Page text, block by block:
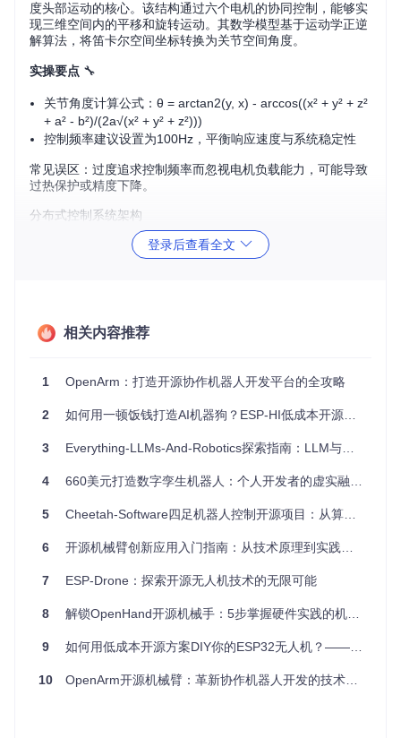
度头部运动的核心。该结构通过六个电机的协同控制，能够实
现三维空间内的平移和旋转运动。其数学模型基于运动学正逆
解算法，将笛卡尔空间坐标转换为关节空间角度。
实操要点 🔧
关节角度计算公式：θ = arctan2(y, x) - arccos((x² + y² + z²
+ a² - b²)/(2a√(x² + y² + z²)))
控制频率建议设置为100Hz，平衡响应速度与系统稳定性
常见误区：过度追求控制频率而忽视电机负载能力，可能导致
过热保护或精度下降。
分布式控制系统架构
Reachy Mini采用分层控制架构，包括底层执行层、中层协调
层和上层应用层。底层通过Zenoh协议实现实时数据传输，中
实操要点 ⚠️
采用发布-订阅模式设计通信协议，确保模块间松耦合
常见误区：直接修改底层控制参数而不进行系统测试，可能导
致机械结构损伤。
现高扭矩输出与精确位置控制。关键参数包括：传动比1:50，
空载回程间隙<0.1°，最大连续扭矩3.5Nm。
实操要点🔧
电机选型对比：
型号A：RS-485接口，12V供电，3000rpm，适合需要高
速响应场景
型号B：CAN总线接口，24V供电，1500rpm，适合大负
登录后查看全文
相关内容推荐
1 OpenArm：打造开源协作机器人开发平台的全攻略
2 如何用一顿饭钱打造AI机器狗？ESP-HI低成本开源方案全解析
3 Everything-LLMs-And-Robotics探索指南：LLM与机器人技术融合技术图谱
4 660美元打造数字孪生机器人：个人开发者的虚实融合实践指南
5 Cheetah-Software四足机器人控制开源项目：从算法到实践全指南
6 开源机械臂创新应用入门指南：从技术原理到实践落地
7 ESP-Drone：探索开源无人机技术的无限可能
8 解锁OpenHand开源机械手：5步掌握硬件实践的机器人学习指南
9 如何用低成本开源方案DIY你的ESP32无人机？——从硬件到自主飞行的完整指南
10 OpenArm开源机械臂：革新协作机器人开发的技术突破与实践指南